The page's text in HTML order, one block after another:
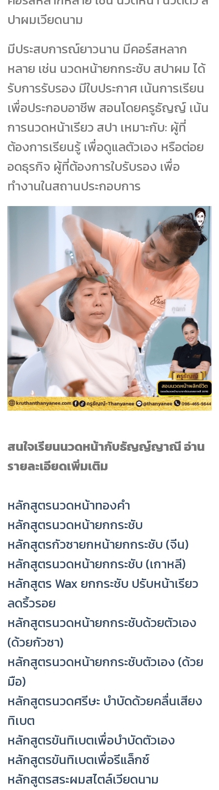
ปาผมเวียดนาม
มีประสบการณ์ยาวนาน มีคอร์สหลาก
หลาย เช่น นวดหน้ายกกระชับ สปาผม ได้
รับการรับรอง มีใบประกาศ เน้นการเรียน
เพื่อประกอบอาชีพ สอนโดยครูธัญญ์ เน้น
การนวดหน้าเรียว สปา เหมาะกับ: ผู้ที่
ต้องการเรียนรู้ เพื่อดูแลตัวเอง หรือต่อย
อดธุรกิจ ผู้ที่ต้องการใบรับรอง เพื่อ
ทำงานในสถานประกอบการ
สนใจเรียนนวดหน้ากับธัญญ์ญาณี อ่าน
รายละเอียดเพิ่มเติม
หลักสูตรนวดหน้าทองคำ
หลักสูตรนวดหน้ายกกระชับ
หลักสูตรกัวซายกหน้ายกกระชับ (จีน)
หลักสูตรนวดหน้ายกกระชับ (เกาหลี)
หลักสูตร Wax ยกกระชับ ปรับหน้าเรียว
ลดริ้วรอย
หลักสูตรนวดหน้ายกกระชับด้วยตัวเอง
(ด้วยกัวซา)
หลักสูตรนวดหน้ายกกระชับตัวเอง (ด้วย
มือ)
หลักสูตรนวดศรีษะ บำบัดด้วยคลื่นเสียง
ทิเบต
หลักสูตรขันทิเบตเพื่อบำบัดตัวเอง
หลักสูตรขันทิเบตเพื่อรีแล็กซ์
หลักสูตรสระผมสไตล์เวียดนาม